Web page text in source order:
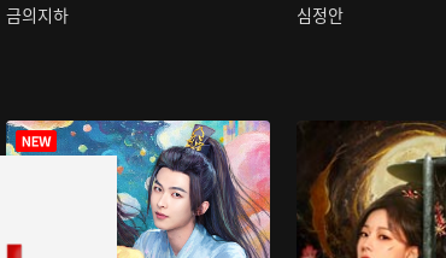
금의지하 심정안